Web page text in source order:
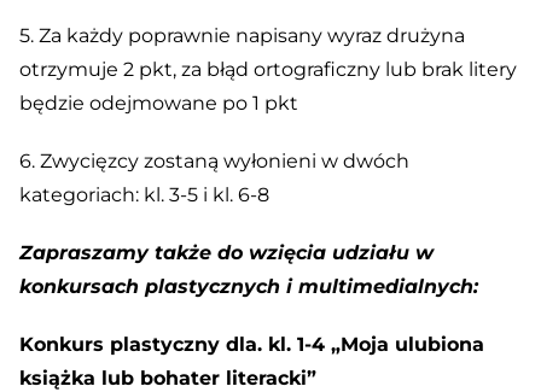
5. Za każdy poprawnie napisany wyraz drużyna
otrzymuje 2 pkt, za błąd ortograficzny lub brak litery
będzie odejmowane po 1 pkt
6. Zwycięzcy zostaną wyłonieni w dwóch
kategoriach: kl. 3-5 i kl. 6-8
Zapraszamy także do wzięcia udziału w
konkursach plastycznych i multimedialnych:
Konkurs plastyczny dla. kl. 1-4 „Moja ulubiona
książka lub bohater literacki”